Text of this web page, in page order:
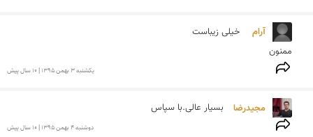
آرام
ممنون
يكشنبه 3 بهمن 1395 | 10 سال پیش
مجیدرضا بسیار عالی.با سپاس
دوشنبه 4 بهمن 1395 | 10 سال پیش